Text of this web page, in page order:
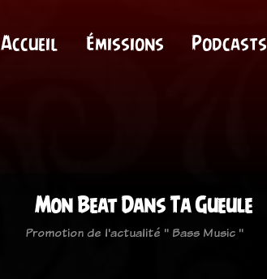
Accueil Émissions Podcasts
Mon Beat Dans Ta Gueule
Promotion de l'actualité " Bass Music "